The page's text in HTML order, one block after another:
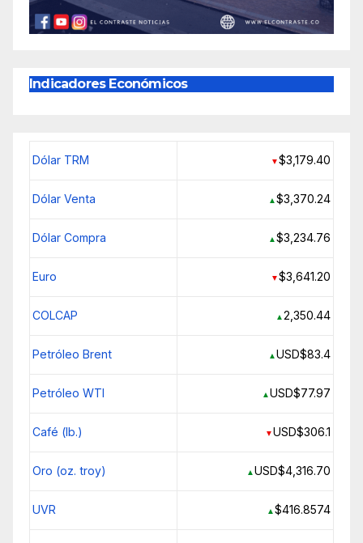
Indicadores Económicos
Dólar TRM ▼$3,179.40
Dólar Venta ▲$3,370.24
Dólar Compra ▲$3,234.76
Euro ▼$3,641.20
COLCAP ▲2,350.44
Petróleo Brent ▲USD$83.4
Petróleo WTI ▲USD$77.97
Café (lb.) ▼USD$306.1
Oro (oz. troy) ▲USD$4,316.70
UVR ▲$416.8574